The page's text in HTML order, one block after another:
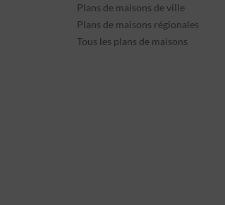
Plans de maisons de ville
Plans de maisons régionales
Tous les plans de maisons